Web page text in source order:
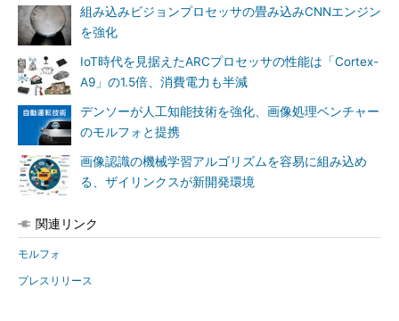
組み込みビジョンプロセッサの畳み込みCNNエンジン
を強化
IoT時代を見据えたARCプロセッサの性能は「Cortex-
A9」の1.5倍、消費電力も半減
デンソーが人工知能技術を強化、画像処理ベンチャー
のモルフォと提携
画像認識の機械学習アルゴリズムを容易に組み込め
る、ザイリンクスが新開発環境
関連リンク
モルフォ
プレスリリース